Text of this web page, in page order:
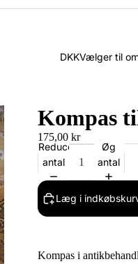
DKKVælger til
Kompas
175,00 kr
Reducer
antal
Øg
antal
Læg i
Kompas i